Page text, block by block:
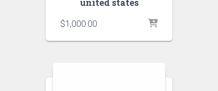
united states
$1,000.00